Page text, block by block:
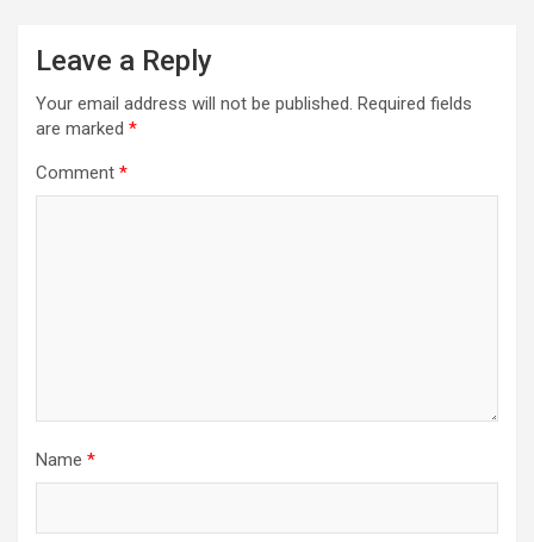
Leave a Reply
Your email address will not be published. Required fields
are marked *
Comment *
Name *